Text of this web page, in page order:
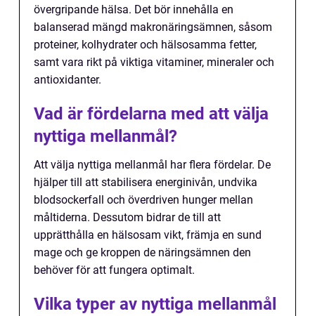
övergripande hälsa. Det bör innehålla en
balanserad mängd makronäringsämnen, såsom
proteiner, kolhydrater och hälsosamma fetter,
samt vara rikt på viktiga vitaminer, mineraler och
antioxidanter.
Vad är fördelarna med att välja
nyttiga mellanmål?
Att välja nyttiga mellanmål har flera fördelar. De
hjälper till att stabilisera energinivån, undvika
blodsockerfall och överdriven hunger mellan
måltiderna. Dessutom bidrar de till att
upprätthålla en hälsosam vikt, främja en sund
mage och ge kroppen de näringsämnen den
behöver för att fungera optimalt.
Vilka typer av nyttiga mellanmål